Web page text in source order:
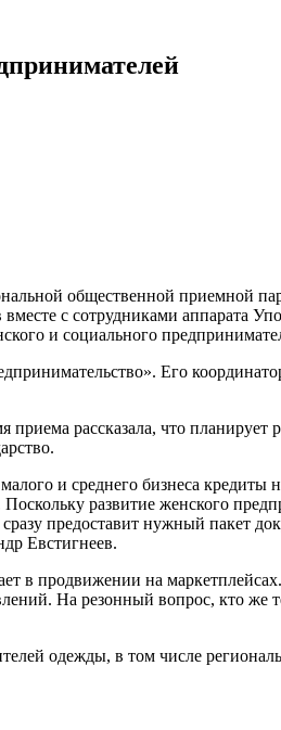
общественной приемной
с сотрудниками аппарата
и социального
Его
рассказала, что планирует
и среднего бизнеса
развитие женского
предоставит нужный пакет
Евстигнеев.
в продвижении на
На резонный вопрос, кто же
одежды, в том числе